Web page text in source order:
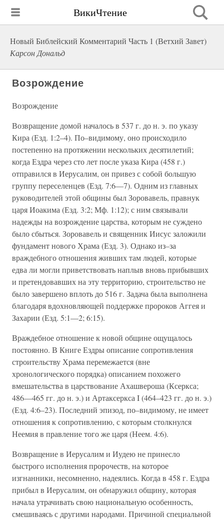
ВикиЧтение
Новый Библейский Комментарий Часть 1 (Ветхий Завет)
Карсон Дональд
Возрождение
Возрождение
Возвращение домой началось в 537 г. до н. э. по указу
Кира (Езд. 1:2–4). По–видимому, оно происходило
постепенно на протяжении нескольких десятилетий;
когда Ездра через сто лет после указа Кира (458 г.)
отправился в Иерусалим, он привез с собой большую
группу переселенцев (Езд. 7:6—7). Одним из главных
руководителей этой общины был Зоровавель, правнук
царя Иоакима (Езд. 3:2; Мф. 1:12); с ним связывали
надежды на возрождение царства, которым не суждено
было сбыться. Зоровавель и священник Иисус заложили
фундамент нового Храма (Езд. 3). Однако из–за
враждебного отношения живших там людей, которые
едва ли могли приветствовать наплыв вновь прибывших
и претендовавших на эту территорию, строительство не
было завершено вплоть до 516 г. Задача была выполнена
благодаря вдохновляющей поддержке пророков Аггея и
Захарии (Езд. 5:1—2; 6:15).
Враждебное отношение к новой общине ощущалось
постоянно. В Книге Ездры описание сопротивления
строительству Храма перемежается (вне
хронологического порядка) описанием похожего
вмешательства в царствование Ахашвероша (Ксеркса;
486—465 гг. до н. э.) и Артаксеркса I (464–423 гг. до н. э.)
(Езд. 4:6–23). Последний эпизод, по–видимому, не имеет
отношения к сопротивлению, с которым столкнулся
Неемия в правление того же царя (Неем. 4:6).
Возвращение в Иерусалим и Иудею не принесло
быстрого исполнения пророчеств, на которое
изгнанники, несомненно, надеялись. Когда в 458 г. Ездра
прибыл в Иерусалим, он обнаружил общину, которая
начала утрачивать свою национальную особенность,
смешиваясь с другими народами. Причиной специальной